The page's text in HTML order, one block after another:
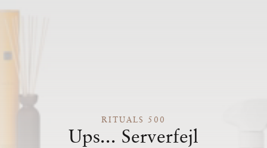
RITUALS 500
Ups... Serverfejl